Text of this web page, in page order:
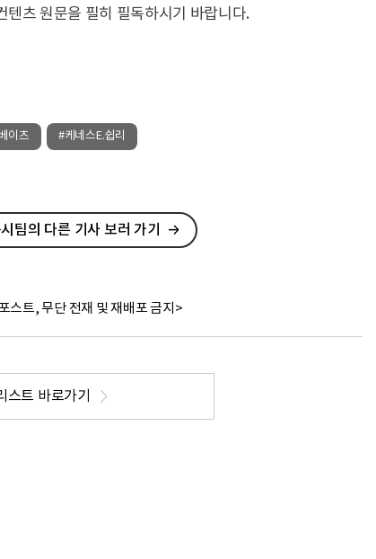
츠 원문을 필히 필독하시기 바랍니다.
이츠 #케네스E.쉽리
팀의 다른 기사 보러 가기
스트, 무단 전재 및 재배포 금지>
스트 바로가기